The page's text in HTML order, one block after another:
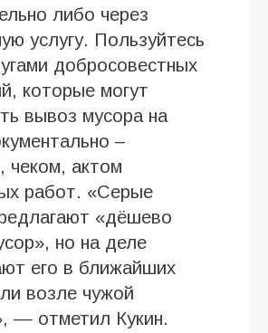
либо через
услугу. Пользуйтесь
добросовестных
которые могут
вывоз мусора на
–
чеком, актом
работ. «Серые
«дёшево
но на деле
его в ближайших
возле чужой
— отметил Кукин.